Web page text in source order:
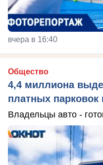
вчера в 16:40
Общество
4,4 миллиона
платных
Владельцы авто -